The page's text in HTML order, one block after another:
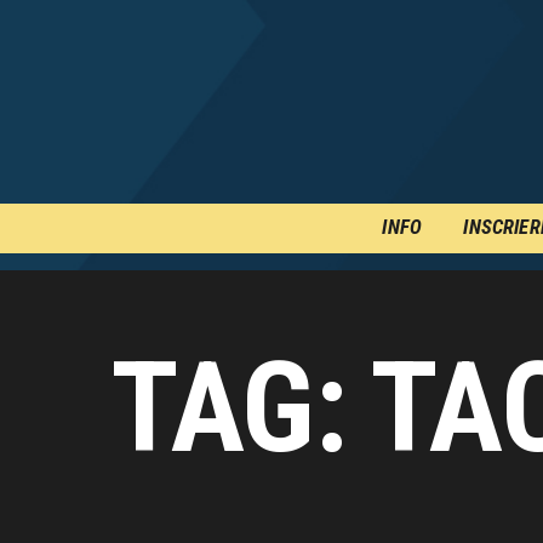
INFO
TAG: